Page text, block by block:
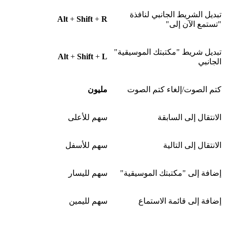
تبديل الشريط الجانبي لنافذة
"تستمع الآن إلى"
Alt + Shift + R
تبديل شريط "مكتبتك الموسيقية"
الجانبي
Alt + Shift + L
كتم الصوت/إلغاء كتم الصوت مليون
الانتقال إلى السابقة سهم للأعلى
الانتقال إلى التالية سهم للأسفل
إضافة إلى "مكتبتك الموسيقية" سهم لليسار
إضافة إلى قائمة الاستماع سهم لليمين